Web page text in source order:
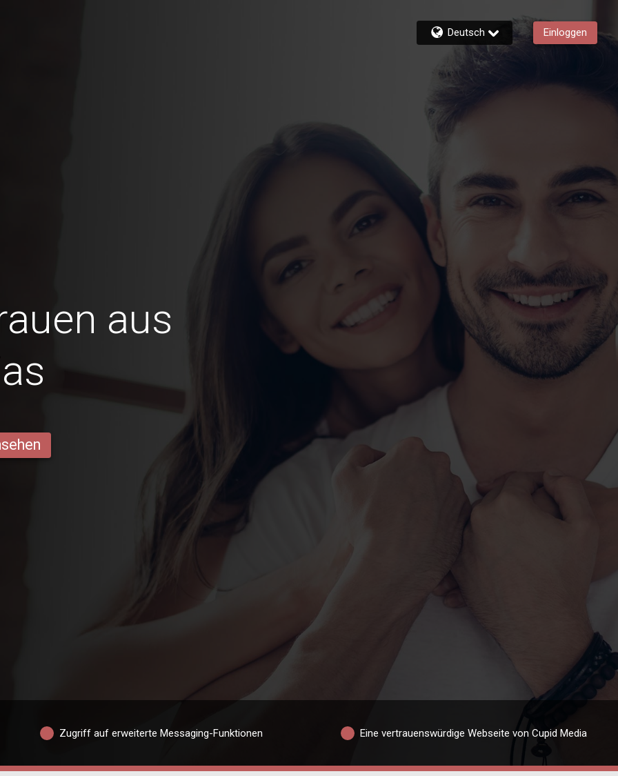
Deutsch Einloggen
aus
Zugriff auf erweiterte Messaging-Funktionen Eine vertrauenswürdige Webseite von Cupid Media